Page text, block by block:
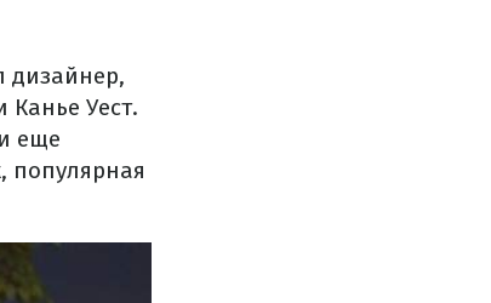
дизайнер,
Канье Уест.
еще
популярная